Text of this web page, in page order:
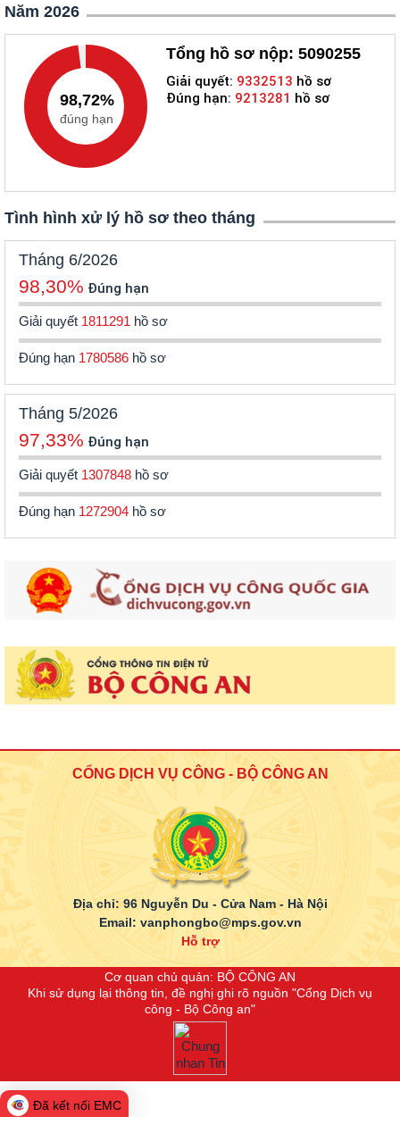
Năm 2026
98,72%
đúng hạn
Tổng hồ sơ nộp: 5090255
Giải quyết: 9332513 hồ sơ
Đúng hạn: 9213281 hồ sơ
Tình hình xử lý hồ sơ theo tháng
Tháng 6/2026
98,30% Đúng hạn
Giải quyết 1811291 hồ sơ
Đúng hạn 1780586 hồ sơ
Tháng 5/2026
97,33% Đúng hạn
Giải quyết 1307848 hồ sơ
Đúng hạn 1272904 hồ sơ
CỔNG DỊCH VỤ CÔNG - BỘ CÔNG AN
.
Địa chỉ: 96 Nguyễn Du - Cửa Nam - Hà Nội
Email: vanphongbo@mps.gov.vn
Hỗ trợ
Cơ quan chủ quản: BỘ CÔNG AN
Khi sử dụng lại thông tin, đề nghị ghi rõ nguồn "Cổng Dịch vụ
công - Bộ Công an"
Đã kết nối EMC